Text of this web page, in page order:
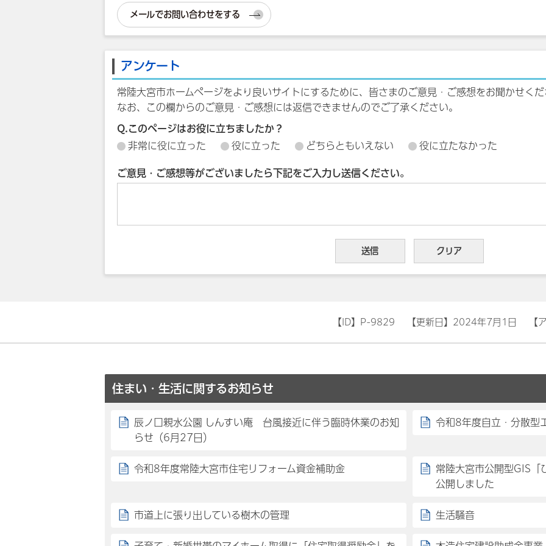
メールでお問い合わせをする
アンケート
常陸大宮市ホームページをより良いサイトにするために、皆さまのご意見・ご感想をお聞かせく
なお、この欄からのご意見・ご感想には返信できませんのでご了承ください。
Q.このページはお役に立ちましたか？
非常に役に立った
役に立った どちらともいえない 役に立たなかった
ご意見・ご感想等がございましたら下記をご入力し送信ください。
【ID】 P-9829 【更新日】 2024年7月1日 【
住まい・生活に関するお知らせ
辰ノ口親水公園 しんすい庵 台風接近に伴う臨時休業のお知
らせ（6月27日）
令和8年度自立・分散型
令和8年度常陸大宮市住宅リフォーム資金補助金
常陸大宮市公開型GIS「
公開しました
市道上に張り出している樹木の管理 生活騒音